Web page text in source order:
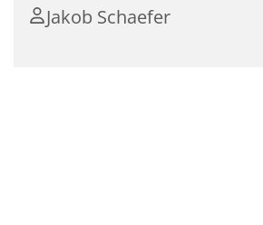
Jakob Schaefer